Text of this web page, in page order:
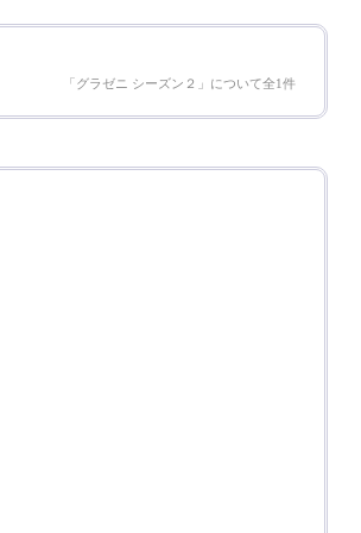
「グラゼニ シーズン２」について全1件